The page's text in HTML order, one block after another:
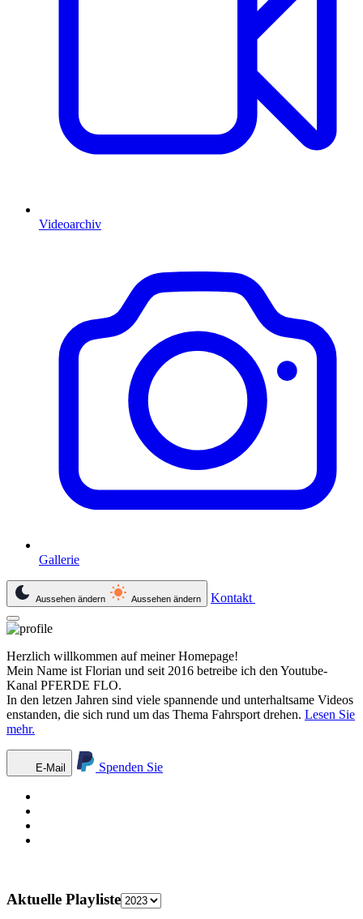
Videoarchiv
Gallerie
Aussehen ändern Aussehen ändern Kontakt
Herzlich willkommen auf meiner Homepage!
Mein Name ist Florian und seit 2016 betreibe ich den Youtube-
Kanal PFERDE FLO.
In den letzen Jahren sind viele spannende und unterhaltsame Videos
enstanden, die sich rund um das Thema Fahrsport drehen. Lesen Sie
mehr.
E-Mail Spenden Sie
Aktuelle Playliste